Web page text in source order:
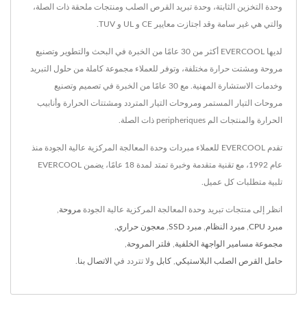
وحدة التخزين الثابتة، وحدة تبريد القرص الصلب ومنتجات ملحقة ذات الصلة،
والتي هي غير سامة وقد اجتازت معايير CE و UL و TUV.
لديها EVERCOOL أكثر من 30 عامًا من الخبرة في البحث والتطوير وتصنيع
مروحة ومشتت حرارة مختلفة، وتوفر للعملاء مجموعة كاملة من حلول التبريد
وخدمات الاستشارة المهنية. مع 30 عامًا من الخبرة في تصميم وتصنيع
مروحات التيار المستمر ومروحات التيار المتردد ومشتتات الحرارة وأنابيب
الحرارة والمنتجات الم peripheriques ذات الصلة.
تقدم EVERCOOL للعملاء مبردات وحدة المعالجة المركزية عالية الجودة منذ
عام 1992، مع تقنية متقدمة وخبرة تمتد لمدة 18 عامًا، يضمن EVERCOOL
تلبية متطلبات كل عميل.
انظر إلى منتجات تبريد وحدة المعالجة المركزية عالية الجودة مروحة
مبرد CPU مبرد النظام مبرد SSD معجون حراري
مجموعة مسامير الواجهة الخلفية فلتر المروحة
حامل القرص الصلب البلاستيكي كابل ولا تتردد في الاتصال بنا